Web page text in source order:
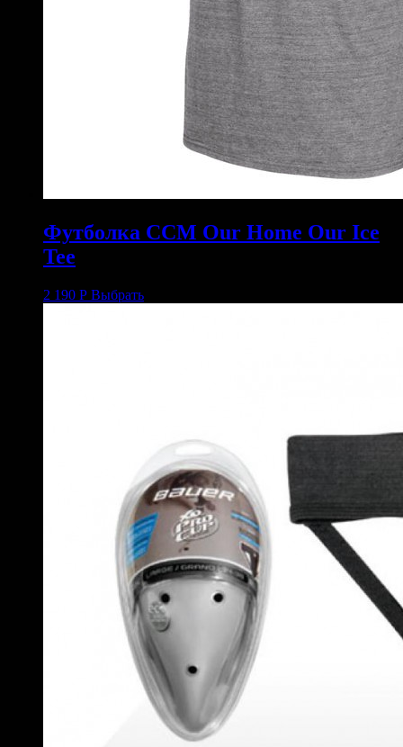
Футболка CCM Our Home Our Ice
Tee
2 190 Р Выбрать